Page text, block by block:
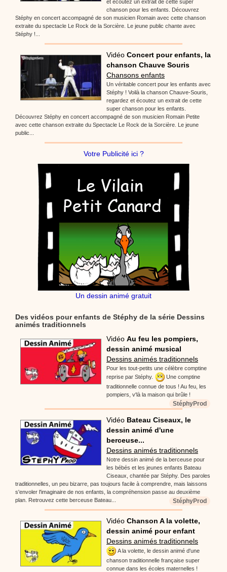
et écoutez un extrait de cette super
chanson pour les enfants. Découvrez
Stéphy en concert accompagné de son musicien Romain avec cette chanson
extraite du spectacle Le Rock de la Sorcière. Le jeune public chante avec
Stéphy !...
Vidéo Concert pour enfants, la
chanson Chauve Souris
Chansons enfants
Un véritable concert pour les enfants avec
Stéphy ! Voilà la chanson Chauve-Souris,
regardez et écoutez un extrait de cette
super chanson pour les enfants.
Découvrez Stéphy en concert accompagné de son musicien Romain Petite
avec cette chanson extraite du Spectacle Le Rock de la Sorcière. Le jeune
public...
Votre Publicité ici ?
Un dessin animé gratuit
Des vidéos pour enfants de Stéphy de la série Dessins
animés traditionnels
Vidéo Au feu les pompiers,
dessin animé musical
Dessins animés traditionnels
Pour les tout-petits une célèbre comptine
reprise par Stéphy.
Une comptine
traditionnelle connue de tous ! Au feu, les
pompiers, v'là la maison qui brûle !
StéphyProd
Vidéo Bateau Ciseaux, le
dessin animé d'une
berceuse...
Dessins animés traditionnels
Notre dessin animé de la berceuse pour
les bébés et les jeunes enfants Bateau
Ciseaux, chantée par Stéphy. Des paroles
traditionnelles, un peu bizarre, pas toujours facile à comprendre, mais laissons
s'envoler l'imaginaire de nos enfants, la compréhension passe au deuxième
plan. Retrouvez cette berceuse Bateau...
StéphyProd
Vidéo Chanson A la volette,
dessin animé pour enfant
Dessins animés traditionnels
A la volette, le dessin animé d'une
chanson traditionnelle française super
connue dans les écoles maternelles !